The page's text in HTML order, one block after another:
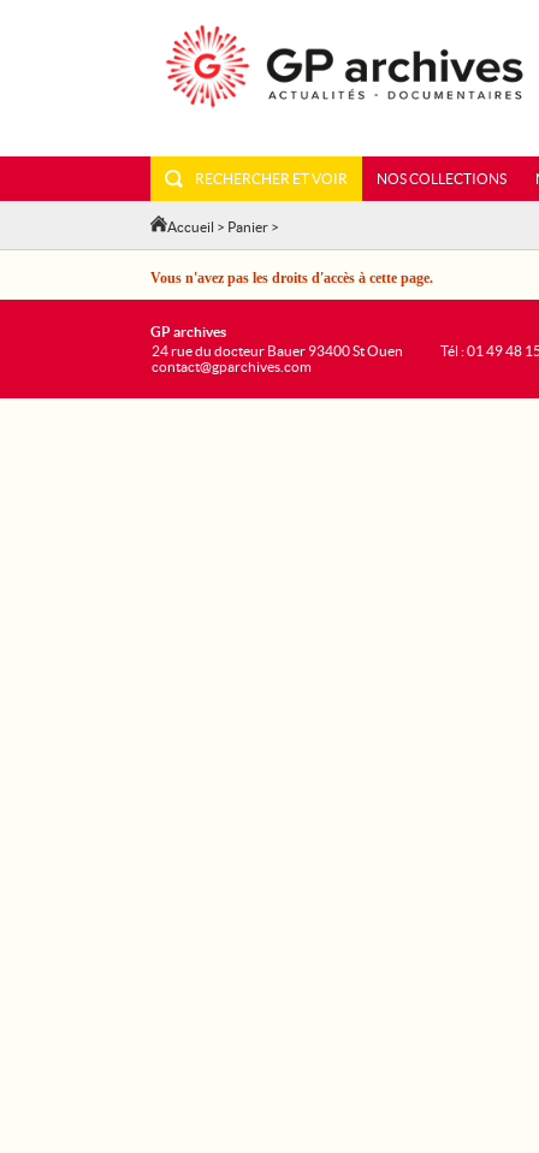
RECHERCHER ET VOIR NOS COLLECTIONS
Accueil > Panier >
Vous n'avez pas les droits d'accès à cette page.
GP archives
24 rue du docteur Bauer 93400 St Ouen
contact@gparchives.com
Tél : 01 49 48